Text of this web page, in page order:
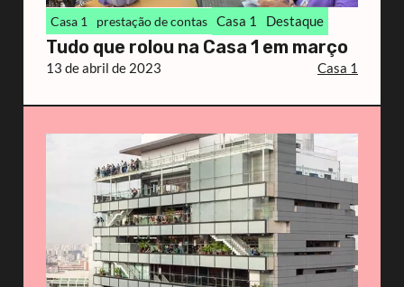
Casa 1 prestação de contas Casa 1 Destaque
Tudo que rolou na Casa 1 em março
13 de abril de 2023 Casa 1